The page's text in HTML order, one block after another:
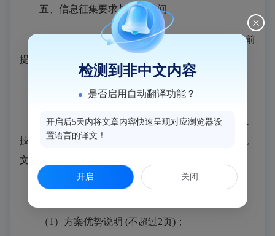
五、信息征集要求与提交时间
1.信息征集提交时间：2024年
00前
提交到闽侯县教育局方案评审平台，逾期不予受理。
2.信息征集具体要求：
①提供完整准确的项目报价方案，包括设备名称、
技术参数、数量、预算单价和总价以及方案设计文本。
文本内容应包括设计说明及图纸。
②参与方案评审公司上传的电子稿要求如下：
（1）方案优势说明 (不超过2页)；
检测到非中文内容
是否启用自动翻译功能？
开启后5天内将文章内容快速呈现对应浏览器设
置语言的译文！
开启 关闭